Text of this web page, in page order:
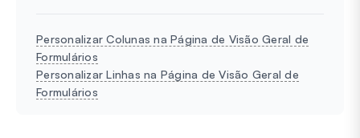
Personalizar Colunas na Página de Visão Geral de
Formulários
Personalizar Linhas na Página de Visão Geral de
Formulários